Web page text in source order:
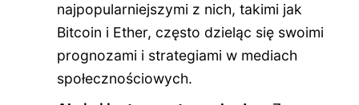
najpopularniejszymi z nich, takimi jak
Bitcoin i Ether, często dzieląc się swoimi
prognozami i strategiami w mediach
społecznościowych.